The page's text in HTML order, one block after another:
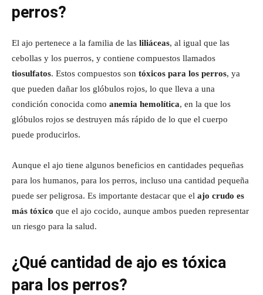
perros?
El ajo pertenece a la familia de las liliáceas, al igual que las
cebollas y los puerros, y contiene compuestos llamados
tiosulfatos. Estos compuestos son tóxicos para los perros, ya
que pueden dañar los glóbulos rojos, lo que lleva a una
condición conocida como anemia hemolítica, en la que los
glóbulos rojos se destruyen más rápido de lo que el cuerpo
puede producirlos.
Aunque el ajo tiene algunos beneficios en cantidades pequeñas
para los humanos, para los perros, incluso una cantidad pequeña
puede ser peligrosa. Es importante destacar que el ajo crudo es
más tóxico que el ajo cocido, aunque ambos pueden representar
un riesgo para la salud.
¿Qué cantidad de ajo es tóxica
para los perros?